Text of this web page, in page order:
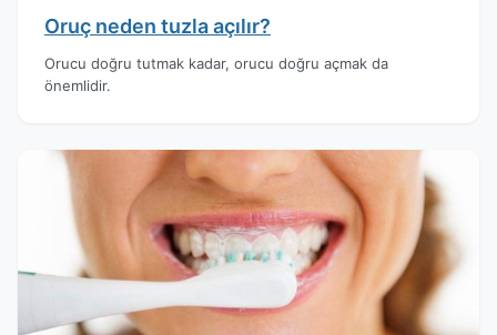
Oruç neden tuzla açılır?
Orucu doğru tutmak kadar, orucu doğru açmak da
önemlidir.